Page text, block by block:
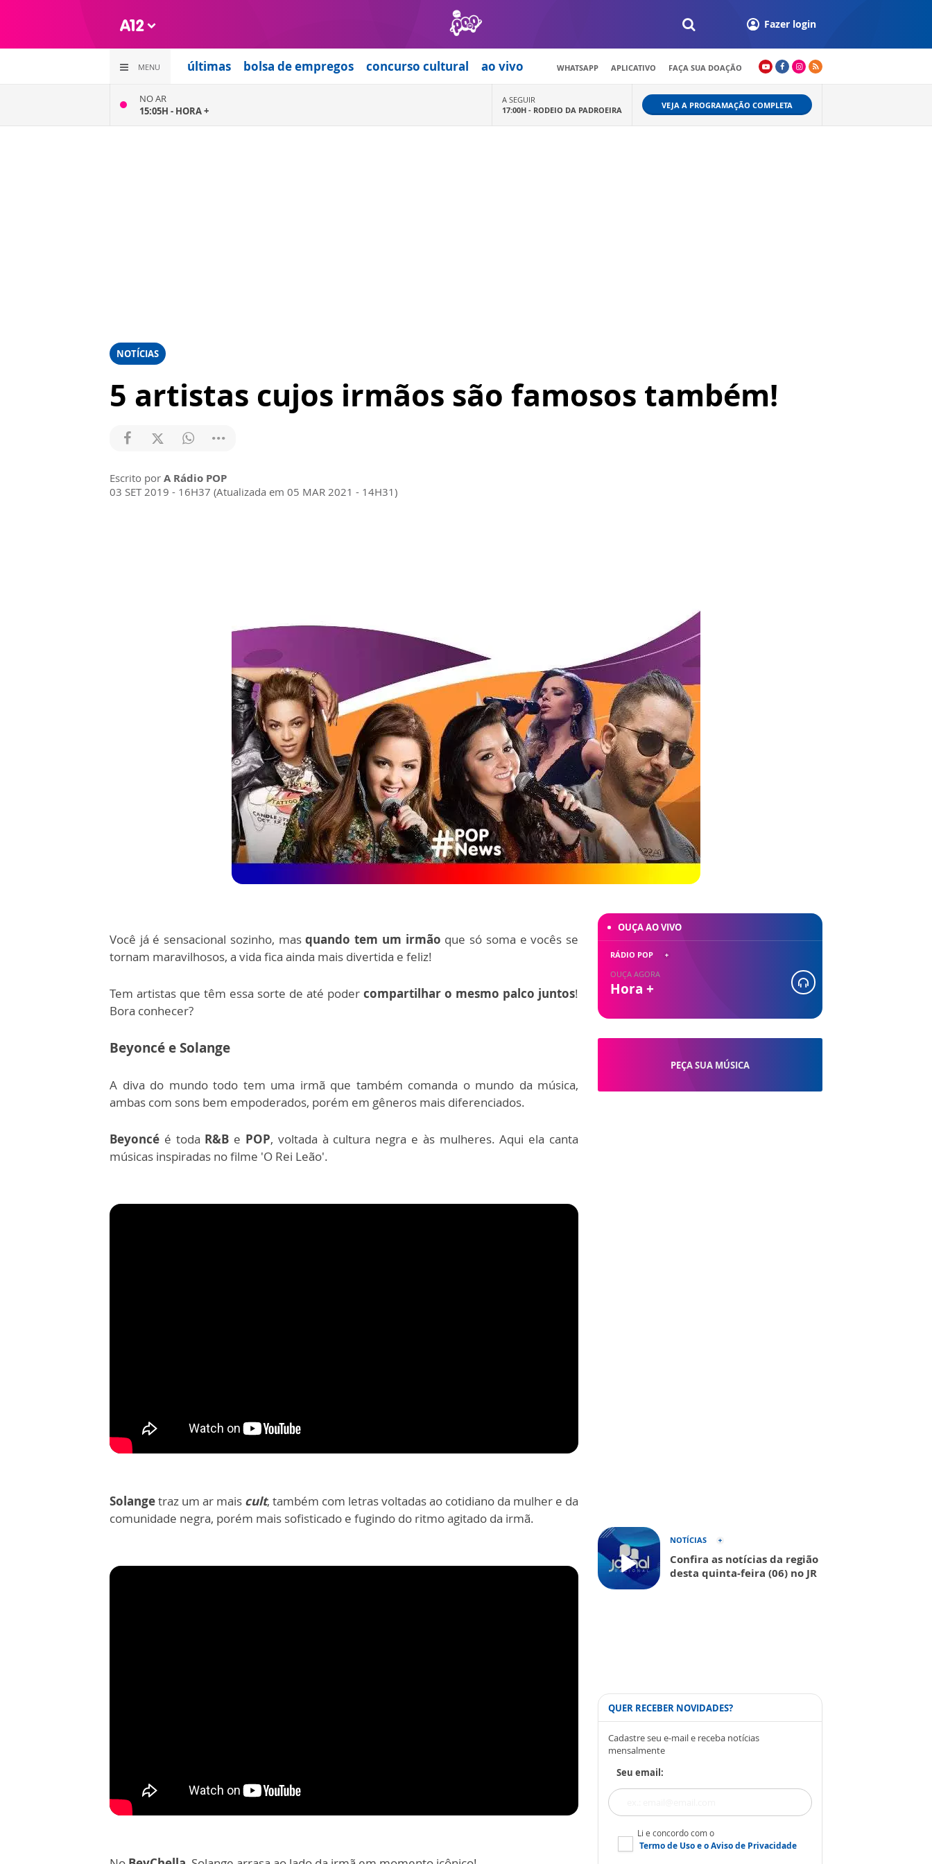
Fazer login
MENU últimas bolsa de empregos concurso cultural ao vivo WHATSAPP APLICATIVO FAÇA SUA DOAÇÃO
NO AR
15:05H - HORA +
A SEGUIR
17:00H - RODEIO DA PADROEIRA VEJA A PROGRAMAÇÃO COMPLETA
NOTÍCIAS
5 artistas cujos irmãos são famosos também!
Escrito por A Rádio POP
03 SET 2019 - 16H37 (Atualizada em 05 MAR 2021 - 14H31)
Você já é sensacional sozinho, masquando tem um irmão que só soma e vocês se
tornam maravilhosos, a vida fica ainda mais divertida e feliz!
Tem artistas que têm essa sorte de até poder compartilhar o mesmo palco juntos!
Bora conhecer?
Beyoncé e Solange
A diva do mundo todo tem uma irmã que também comanda o mundo da música,
ambas com sons bem empoderados, porém em gêneros mais diferenciados.
Beyoncé é toda R&B e POP, voltada à cultura negra e às mulheres. Aqui ela canta
músicas inspiradas no filme 'O Rei Leão'.
Solangetraz um ar mais cult, também com letras voltadas ao cotidiano da mulher e da
comunidade negra, porém mais sofisticado e fugindo do ritmo agitado da irmã.
PEÇA SUA MÚSICA
OUÇA AO VIVO
RÁDIO POP
OUÇA AGORA
Hora +
NOTÍCIAS
Confira as notícias da região
desta quinta-feira (06) no JR
QUER RECEBER NOVIDADES?
Cadastre seu e-mail e receba notícias
mensalmente
Seu email:
Li e concordo com o
Termo de Usoe oAviso de Privacidade